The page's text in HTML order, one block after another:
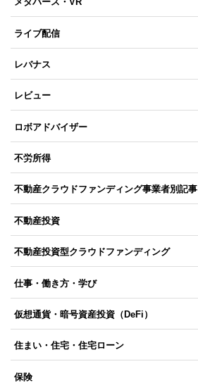
ライブ配信
レバナス
レビュー
ロボアドバイザー
不労所得
不動産クラウドファンディング事業者別記事
不動産投資
不動産投資型クラウドファンディング
仕事・働き方・学び
仮想通貨・暗号資産投資（DeFi）
住まい・住宅・住宅ローン
保険